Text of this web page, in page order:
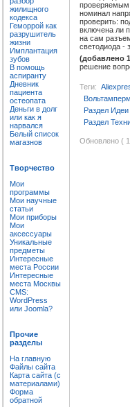
жилищного
кодекса
Геморрой как
разрушитель
жизни
Имплантация
зубов
В помощь
аспиранту
Дневник
пациента
остеопата
Деньги в долг
или как я
нарвался
Белый список
магазнов
Творчество
Мои
программы
Мои научные
статьи
Мои приборы
Мои
аксессуары
Уникальные
предметы
Интересные
места России
Интересные
места Москвы
CMS:
WordPress
или Joomla?
Прочие
разделы
На главную
Файлы сайта
Карта сайта (с
материалами)
Форма
обратной
номинал
проверить:
включена ли
на сам
светодиода -
(добавлено
решение
Теги:
Раздел Идеи
Раздел
Обновлено (